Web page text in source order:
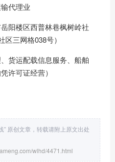
代理业
阳楼区西普林巷枫树岭社
三网格038号）
货运配载信息服务、船舶
许可证经营）
” 原创文章，转载请附上原文出处
wlhd/4471.html